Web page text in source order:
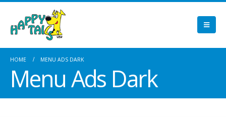
HOME MENU ADS DARK
Menu Ads Dark